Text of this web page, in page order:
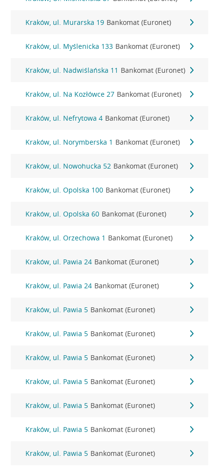
Kraków, ul. Murarska 19 Bankomat (Euronet)
Kraków, ul. Myślenicka 133 Bankomat (Euronet)
Kraków, ul. Nadwiślańska 11 Bankomat (Euronet)
Kraków, ul. Na Kozłówce 27 Bankomat (Euronet)
Kraków, ul. Nefrytowa 4 Bankomat (Euronet)
Kraków, ul. Norymberska 1 Bankomat (Euronet)
Kraków, ul. Nowohucka 52 Bankomat (Euronet)
Kraków, ul. Opolska 100 Bankomat (Euronet)
Kraków, ul. Opolska 60 Bankomat (Euronet)
Kraków, ul. Orzechowa 1 Bankomat (Euronet)
Kraków, ul. Pawia 24 Bankomat (Euronet)
Kraków, ul. Pawia 24 Bankomat (Euronet)
Kraków, ul. Pawia 5 Bankomat (Euronet)
Kraków, ul. Pawia 5 Bankomat (Euronet)
Kraków, ul. Pawia 5 Bankomat (Euronet)
Kraków, ul. Pawia 5 Bankomat (Euronet)
Kraków, ul. Pawia 5 Bankomat (Euronet)
Kraków, ul. Pawia 5 Bankomat (Euronet)
Kraków, ul. Pawia 5 Bankomat (Euronet)